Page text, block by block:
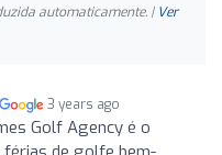
automaticamente. | Ver
3 years ago
Golf Agency é o